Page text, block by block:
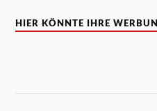
HIER KÖNNTE IHRE